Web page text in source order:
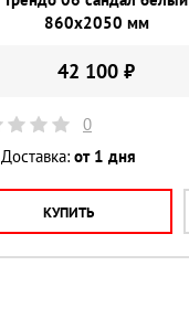
860х2050 мм
42 100 ₽
0
Доставка: от 1 дня
КУПИТЬ